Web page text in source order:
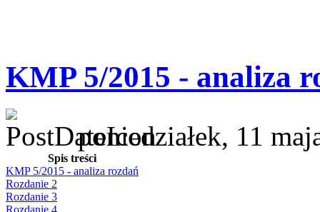
KMP 5/2015 - analiza
poniedziałek, 11
Spis treści
KMP 5/2015 - analiza rozdań
Rozdanie 2
Rozdanie 3
Rozdanie 4